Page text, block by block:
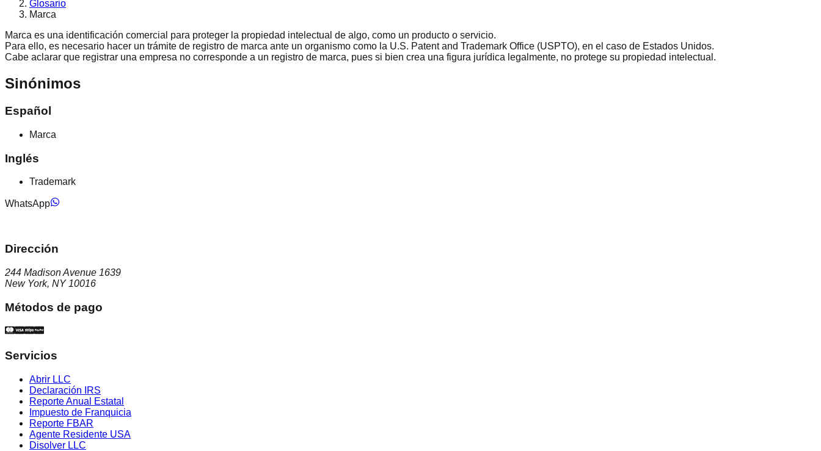
Glosario
Marca
Marca es una identificación comercial para proteger la propiedad intelectual de algo, como un producto o servicio.
Para ello, es necesario hacer un trámite de registro de marca ante un organismo como la U.S. Patent and Trademark Office (USPTO), en el caso de Estados Unidos.
Cabe aclarar que registrar una empresa no corresponde a un registro de marca, pues si bien crea una figura jurídica legalmente, no protege su propiedad intelectual.
Sinónimos
Español
Marca
Inglés
Trademark
WhatsApp
Dirección
244 Madison Avenue 1639
New York, NY 10016
Métodos de pago
Servicios
Abrir LLC
Declaración IRS
Reporte Anual Estatal
Impuesto de Franquicia
Reporte FBAR
Agente Residente USA
Disolver LLC